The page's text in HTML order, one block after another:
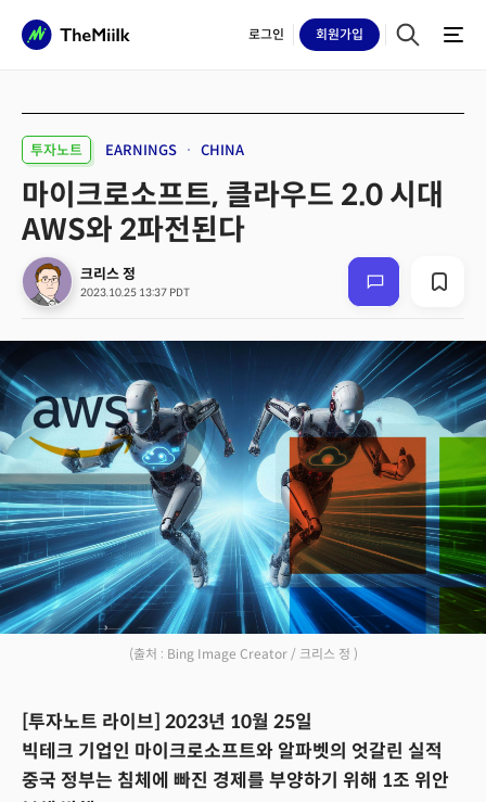
로그인 회원가입
투자노트 EARNINGS CHINA
마이크로소프트, 클라우드 2.0 시대
AWS와 2파전된다
크리스 정
2023.10.25 13:37 PDT
(출처 : Bing Image Creator / 크리스 정 )
[투자노트 라이브] 2023년 10월 25일
빅테크 기업인 마이크로소프트와 알파벳의 엇갈린 실적
중국 정부는 침체에 빠진 경제를 부양하기 위해 1조 위안